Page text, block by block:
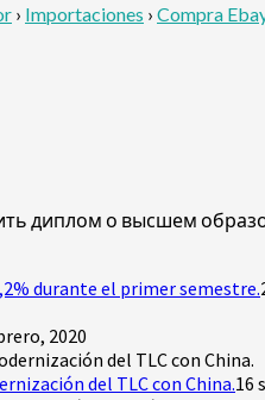
› Importaciones › Compra
диплом о высшем
durante el primer semestre.
2020
del TLC con China.16